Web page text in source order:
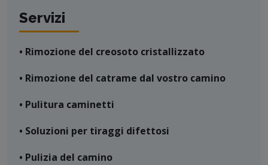
Servizi
• Rimozione del creosoto cristallizzato
• Rimozione del catrame dal vostro camino
• Pulitura caminetti
• Soluzioni per tiraggi difettosi
• Pulizia del camino